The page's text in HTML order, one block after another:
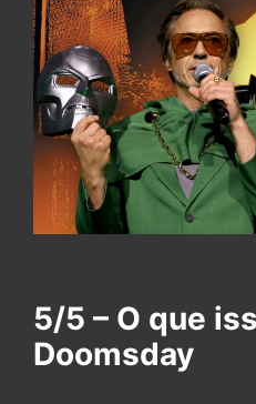
5/5 – O que
Doomsday